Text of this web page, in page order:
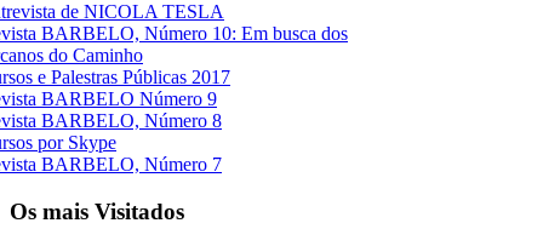
de NICOLA TESLA
BARBELO, Número 10: Em busca dos
do Caminho
e Palestras Públicas 2017
BARBELO Número 9
BARBELO, Número 8
por Skype
BARBELO, Número 7
Os mais Visitados